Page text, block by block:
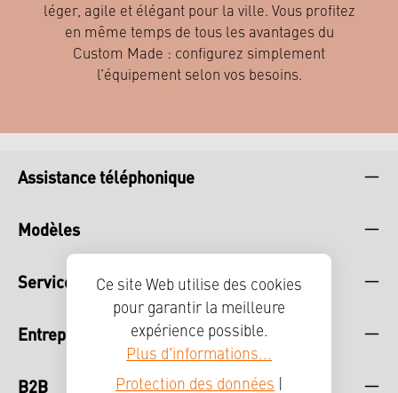
léger, agile et élégant pour la ville. Vous profitez
en même temps de tous les avantages du
Custom Made : configurez simplement
l’équipement selon vos besoins.
Assistance téléphonique
Modèles
Service
Entreprise
B2B
Ce site Web utilise des cookies
pour garantir la meilleure
expérience possible.
Plus d'informations...
Protection des données